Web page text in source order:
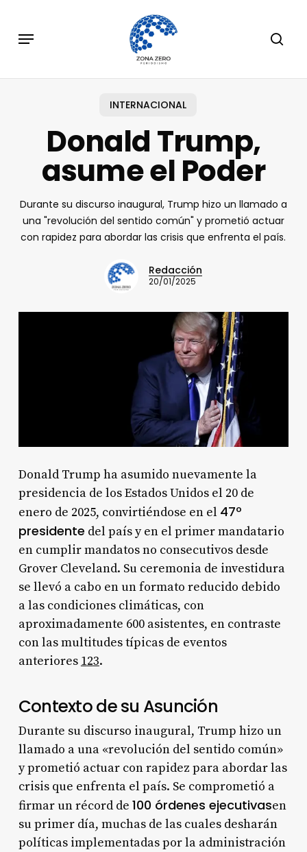
main
Menu
INTERNACIONAL
Donald Trump,
asume el Poder
Durante su discurso inaugural, Trump hizo un llamado a
una "revolución del sentido común" y prometió actuar
con rapidez para abordar las crisis que enfrenta el país.
Redacción
20/01/2025
Donald Trump ha asumido nuevamente la
presidencia de los Estados Unidos el 20 de
enero de 2025, convirtiéndose en el 47º
presidente del país y en el primer mandatario
en cumplir mandatos no consecutivos desde
Grover Cleveland. Su ceremonia de investidura
se llevó a cabo en un formato reducido debido
a las condiciones climáticas, con
aproximadamente 600 asistentes, en contraste
con las multitudes típicas de eventos
anteriores 123.
Contexto de su Asunción
Durante su discurso inaugural, Trump hizo un
llamado a una «revolución del sentido común»
y prometió actuar con rapidez para abordar las
crisis que enfrenta el país. Se comprometió a
firmar un récord de 100 órdenes ejecutivasen
su primer día, muchas de las cuales desharán
políticas implementadas por la administración